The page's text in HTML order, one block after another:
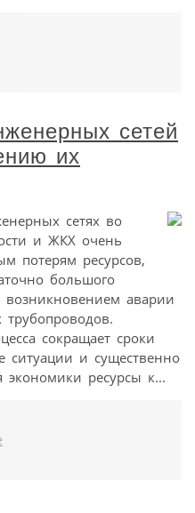
сетей
их
сетях во
и ЖКХ очень
потерям ресурсов,
большого
аварии
сокращает сроки
ситуации и существенно
ресурсы к...